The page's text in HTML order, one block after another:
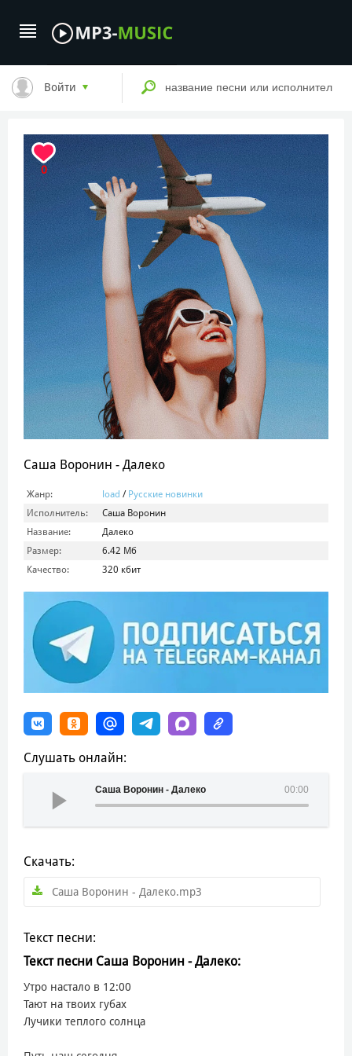
Войти
0
Саша Воронин - Далеко
Жанр: load / Русские новинки
Исполнитель:
Саша Воронин
Название:
Далеко
Размер:
6.42 Мб
Качество:
320 кбит
Слушать онлайн:
00:00
Саша Воронин - Далеко
Скачать:
Саша Воронин - Далеко.mp3
Текст песни:
Текст песни Саша Воронин - Далеко:
Утро настало в 12:00
Тают на твоих губах
Лучики теплого солнца